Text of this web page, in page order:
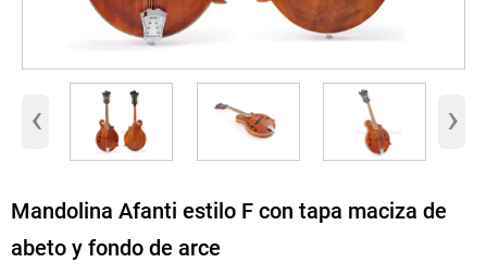
‹ ›
Mandolina Afanti estilo F con tapa maciza de
abeto y fondo de arce